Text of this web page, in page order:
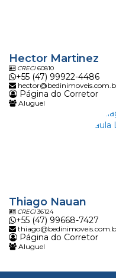
Hector Martinez
CRECI60810
+55 (47) 99922-4486
Página do Corretor
Aluguel
Thiago Nauan
CRECI36124
+55 (47) 99668-7427
Página do Corretor
Aluguel